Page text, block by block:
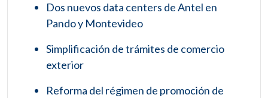
Dos nuevos data centers de Antel en
Pando y Montevideo
Simplificación de trámites de comercio
exterior
Reforma del régimen de promoción de